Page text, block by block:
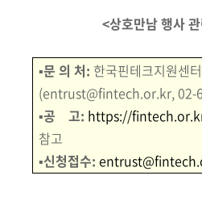
<상호만남 행사
▪문 의 처: 한국핀테크지원센
(entrust@fintech.or.kr, 02-
▪공 고: https://
참고
▪신청접수: